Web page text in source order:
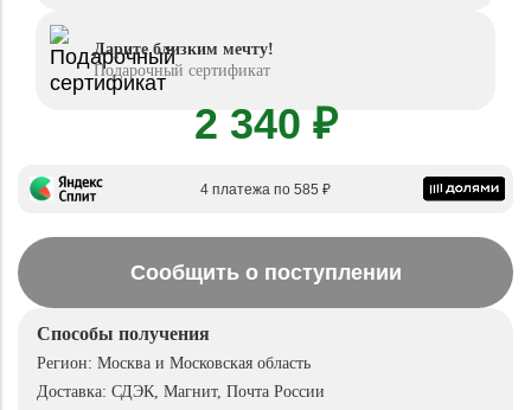
Дарите близким мечту!
Подарочный сертификат
2 340 ₽
4 платежа по 585 ₽
Сообщить о поступлении
Способы получения
Регион: Москва и Московская область
Доставка: СДЭК, Магнит, Почта России